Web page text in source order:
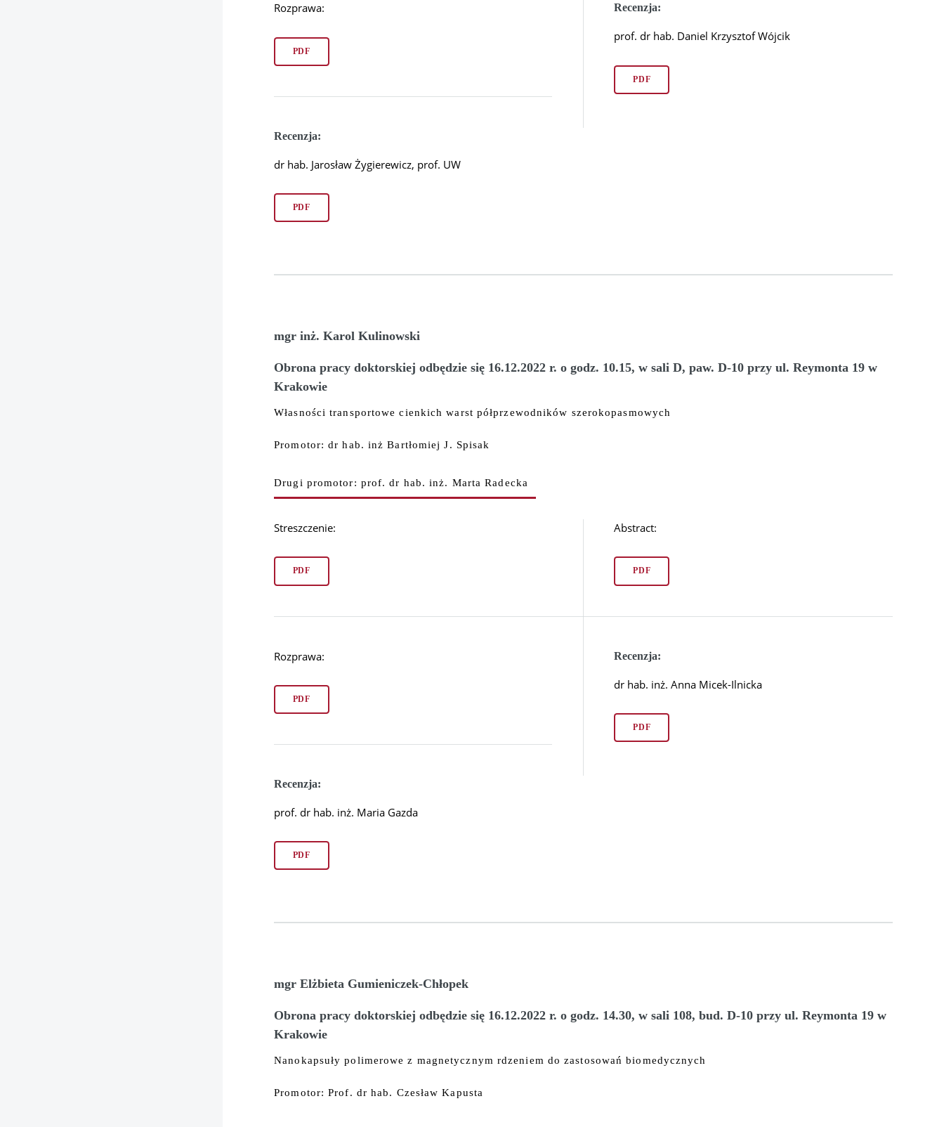
Rozprawa:
PDF
Recenzja:
prof. dr hab. Daniel Krzysztof Wójcik
PDF
Recenzja:
dr hab. Jarosław Żygierewicz, prof. UW
PDF
mgr inż. Karol Kulinowski
Obrona pracy doktorskiej odbędzie się 16.12.2022 r. o godz. 10.15, w sali D, paw. D-10 przy ul. Reymonta 19 w
Krakowie
Własności transportowe cienkich warst półprzewodników szerokopasmowych
Promotor: dr hab. inż Bartłomiej J. Spisak
Drugi promotor: prof. dr hab. inż. Marta Radecka
Streszczenie:
PDF
Abstract:
PDF
Rozprawa:
PDF
Recenzja:
dr hab. inż. Anna Micek-Ilnicka
PDF
Recenzja:
prof. dr hab. inż. Maria Gazda
PDF
mgr Elżbieta Gumieniczek-Chłopek
Obrona pracy doktorskiej odbędzie się 16.12.2022 r. o godz. 14.30, w sali 108, bud. D-10 przy ul. Reymonta 19 w
Krakowie
Nanokapsuły polimerowe z magnetycznym rdzeniem do zastosowań biomedycznych
Promotor: Prof. dr hab. Czesław Kapusta